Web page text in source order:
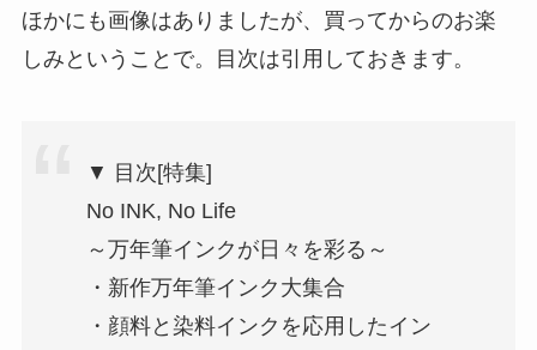
ほかにも画像はありましたが、買ってからのお楽
しみということで。目次は引用しておきます。
▼ 目次[特集]
No INK, No Life
～万年筆インクが日々を彩る～
・新作万年筆インク大集合
・顔料と染料インクを応用したイン